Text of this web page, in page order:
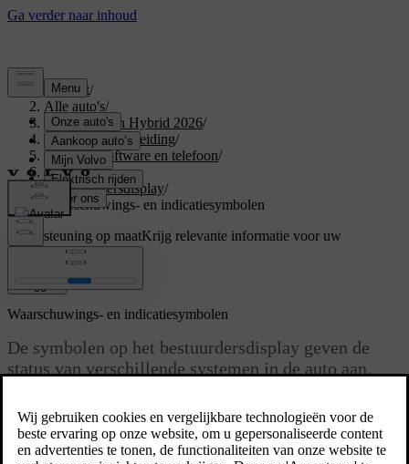
Support/
Alle auto's/
XC60 Plug-in Hybrid 2026/
Gebruikershandleiding/
Displays, software en telefoon/
Displays/
Bestuurdersdisplay/
Waarschuwings- en indicatiesymbolen
Ondersteuning op maatKrijg relevante informatie voor uw
specifieke auto.
Waarschuwings- en indicatiesymbolen
De symbolen op het bestuurdersdisplay geven de
status van verschillende systemen in de auto aan.
is en goed werkt, en andere symbolen waarschuwen
voor belangrijke informatie of waargenomen
storingen.